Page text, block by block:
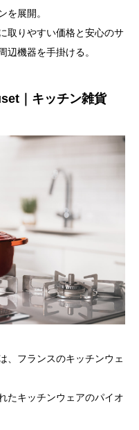
を展開。
取りやすい価格と安心のサ
辺機器を手掛ける。
｜キッチン雑貨
、フランスのキッチンウェ
たキッチンウェアのパイオ